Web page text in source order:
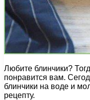
Любите блинчики?
понравится вам.
блинчики на воде и
рецепту.